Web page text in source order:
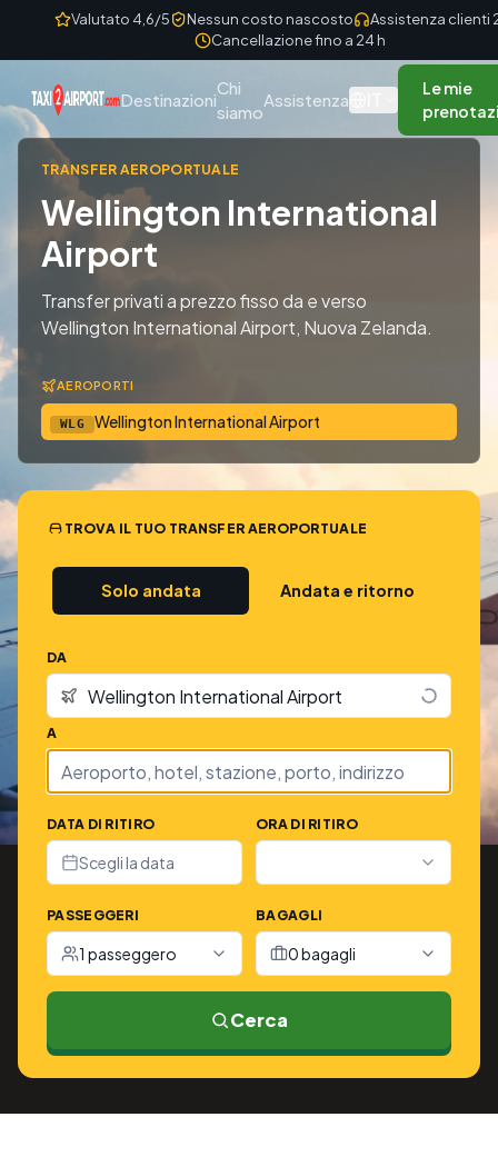
Skip to content
Valutato 4,6/5 Nessun costo nascosto
Assistenza clienti
Cancellazione fino a 24 h
Destinazioni
Chi
siamo
Assistenza
Le mie
TRANSFER AEROPORTUALE
Wellington International
Airport
Transfer privati a prezzo fisso da e verso
Wellington International Airport, Nuova Zelanda.
AEROPORTI
WLG Wellington International Airport
TROVA IL TUO TRANSFER AEROPORTUALE
Solo andata Andata e ritorno
DA
A
DATA DI RITIRO
Scegli la data
ORA DI RITIRO
PASSEGGERI
1 passeggero
BAGAGLI
0 bagagli
Cerca